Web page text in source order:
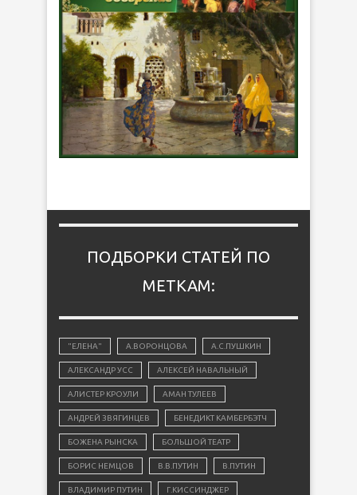
ПОДБОРКИ СТАТЕЙ ПО
МЕТКАМ:
"ЕЛЕНА" А.ВОРОНЦОВА А.С.ПУШКИН
АЛЕКСАНДР УСС АЛЕКСЕЙ НАВАЛЬНЫЙ
АЛИСТЕР КРОУЛИ АМАН ТУЛЕЕВ
АНДРЕЙ ЗВЯГИНЦЕВ БЕНЕДИКТ КАМБЕРБЭТЧ
БОЖЕНА РЫНСКА БОЛЬШОЙ ТЕАТР
БОРИС НЕМЦОВ В.В.ПУТИН В.ПУТИН
ВЛАДИМИР ПУТИН Г.КИССИНДЖЕР